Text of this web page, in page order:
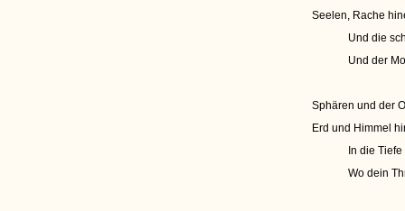
Seelen, Rache
Und die
Und der
Sphären und der
Erd und Himmel
In die
Wo dein